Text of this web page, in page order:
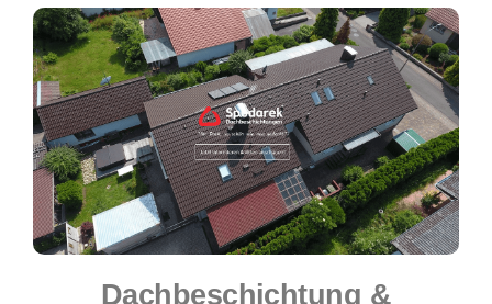
Dachbeschichtung &